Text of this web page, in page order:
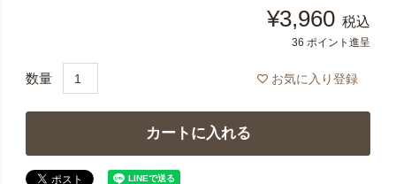
¥3,960 税込
36 ポイント進呈
お気に入り登録
カートに入れる